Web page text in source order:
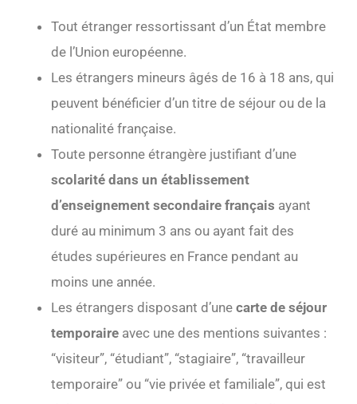
Tout étranger ressortissant d’un État membre
de l’Union européenne.
Les étrangers mineurs âgés de 16 à 18 ans, qui
peuvent bénéficier d’un titre de séjour ou de la
nationalité française.
Toute personne étrangère justifiant d’une
scolarité dans un établissement
d’enseignement secondaire français ayant
duré au minimum 3 ans ou ayant fait des
études supérieures en France pendant au
moins une année.
Les étrangers disposant d’unecarte de séjour
temporaire avec une des mentions suivantes :
“visiteur”, “étudiant”, “stagiaire”, “travailleur
temporaire” ou “vie privée et familiale”, qui est